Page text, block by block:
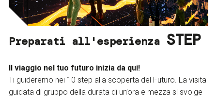
Preparati all'esperienza STEP
Il viaggio nel tuo futuro inizia da qui!
Ti guideremo nei 10 step alla scoperta del Futuro. La visita
guidata di gruppo della durata di un’ora e mezza si svolge